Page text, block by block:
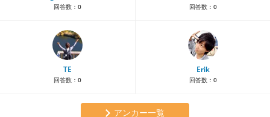
回答数： 0 回答数： 0
TE
回答数： 0
Erik
回答数： 0
アンカー一覧